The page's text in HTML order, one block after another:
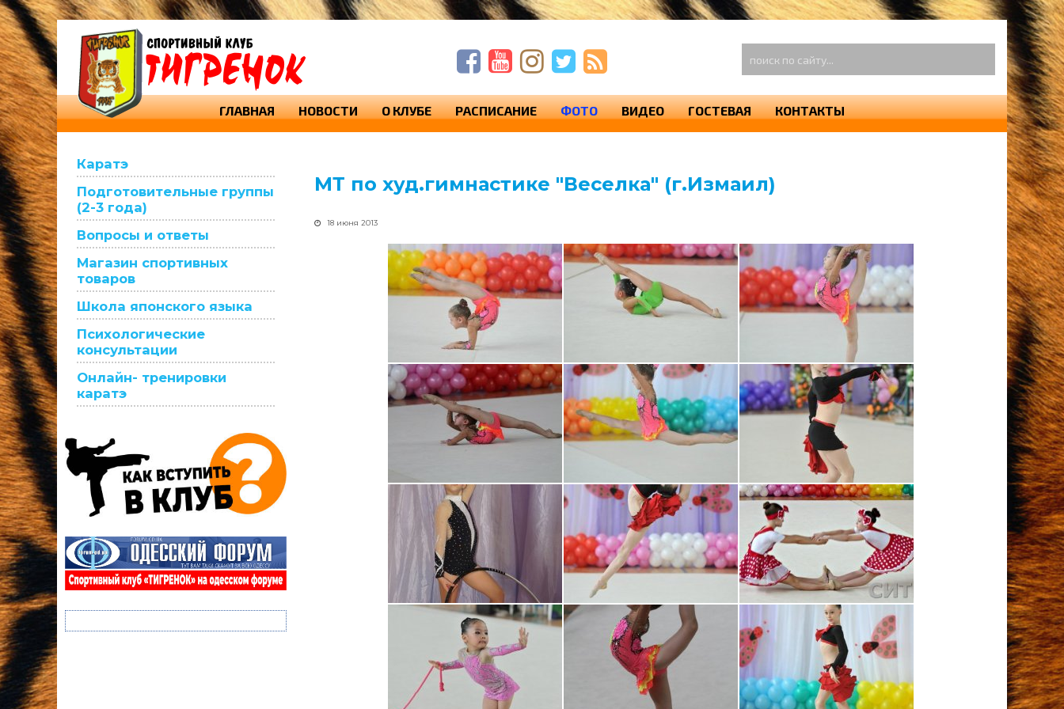
ГЛАВНАЯ НОВОСТИ О КЛУБЕ РАСПИСАНИЕ ФОТО ВИДЕО ГОСТЕВАЯ КОНТАКТЫ
МТ по худ.гимнастике "Веселка" (г.Измаил)
18 июня 2013
Каратэ
Подготовительные группы
(2-3 года)
Вопросы и ответы
Магазин спортивных
товаров
Школа японского языка
Психологические
консультации
Онлайн- тренировки
каратэ